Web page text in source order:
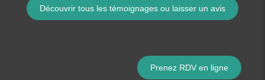
Découvrir tous les témoignages ou laisser un avis
Prenez RDV en ligne